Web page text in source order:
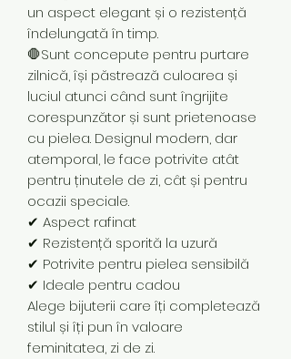
un aspect elegant și o rezistență
îndelungată în timp.
🛑Sunt concepute pentru purtare
zilnică, își păstrează culoarea și
luciul atunci când sunt îngrijite
corespunzător și sunt prietenoase
cu pielea. Designul modern, dar
atemporal, le face potrivite atât
pentru ținutele de zi, cât și pentru
ocazii speciale.
✔ Aspect rafinat
✔ Rezistență sporită la uzură
✔ Potrivite pentru pielea sensibilă
✔ Ideale pentru cadou
Alege bijuterii care îți completează
stilul și îți pun în valoare
feminitatea, zi de zi.